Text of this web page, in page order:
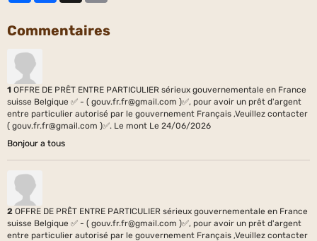
Commentaires
1 OFFRE DE PRÊT ENTRE PARTICULIER sérieux gouvernementale en France
suisse Belgique ✅ - ( gouv.fr.fr@gmail.com )✅, pour avoir un prêt d'argent
entre particulier autorisé par le gouvernement Français ,Veuillez contacter
( gouv.fr.fr@gmail.com )✅. Le mont Le 24/06/2026
Bonjour a tous
2 OFFRE DE PRÊT ENTRE PARTICULIER sérieux gouvernementale en France
suisse Belgique ✅ - ( gouv.fr.fr@gmail.com )✅, pour avoir un prêt d'argent
entre particulier autorisé par le gouvernement Français ,Veuillez contacter